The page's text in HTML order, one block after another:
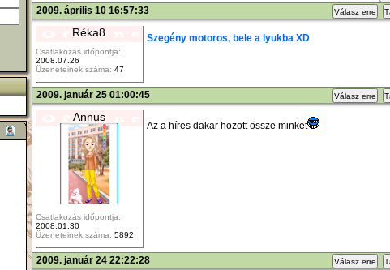
2009. április 10 16:57:33 Válasz erre
Réka8
Csatlakozás időpontja:
2008.07.26
Üzeneteinek száma: 47
Szegény motoros, bele a lyukba XD
2009. január 25 01:00:45 Válasz erre
Annus
Csatlakozás időpontja:
2008.01.30
Üzeneteinek száma: 5892
Az a híres dakar hozott össze minket
2009. január 24 22:22:28 Válasz erre